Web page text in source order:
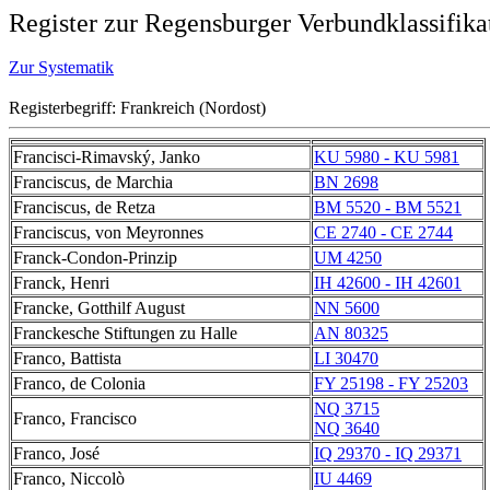
Register zur Regensburger
Zur Systematik
Registerbegriff: Frankreich (Nordost)
Francisci-Rimavský, Janko
KU 5980 - KU 5981
Franciscus, de Marchia
BN 2698
Franciscus, de Retza
BM 5520 - BM 5521
Franciscus, von Meyronnes
CE 2740 - CE 2744
Franck-Condon-Prinzip
UM 4250
Franck, Henri
IH 42600 - IH 42601
Francke, Gotthilf August
NN 5600
Franckesche Stiftungen zu Halle
AN 80325
Franco, Battista
LI 30470
Franco, de Colonia
FY 25198 - FY 25203
Franco, Francisco
NQ 3715
NQ 3640
Franco, José
IQ 29370 - IQ 29371
Franco, Niccolò
IU 4469